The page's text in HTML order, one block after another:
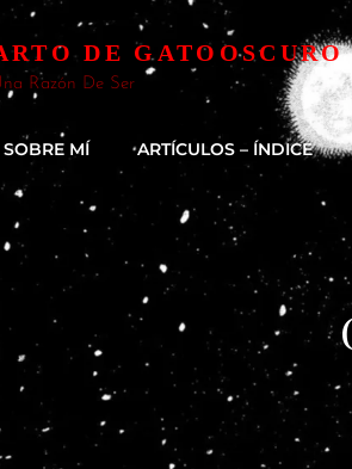
DE GATOOSCURO
Razón De Ser
SOBRE MÍ ARTÍCULOS – ÍNDICE